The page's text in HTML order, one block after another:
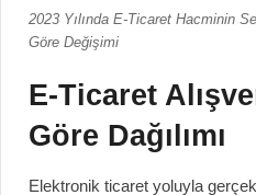
2023 Yılında E-Ticaret Hacminin
Göre Değişimi
E-Ticaret
Göre Dağılımı
Elektronik ticaret yoluyla